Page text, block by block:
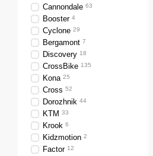
Cannondale 63
Booster 4
Cyclone 29
Bergamont 7
Discovery 18
CrossBike 135
Kona 25
Cross 52
Dorozhnik 44
KTM 33
Krook 6
Kidzmotion 2
Factor 12